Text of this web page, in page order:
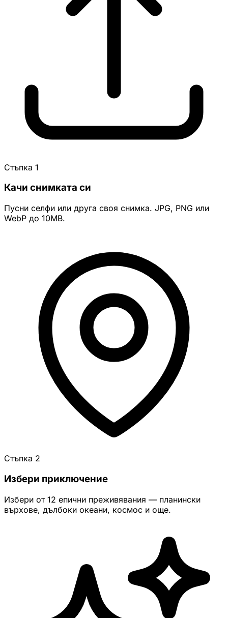
Стъпка 1
Качи снимката си
Пусни селфи или друга своя снимка. JPG, PNG или
WebP до 10MB.
Стъпка 2
Избери приключение
Избери от 12 епични преживявания — планински
върхове, дълбоки океани, космос и още.